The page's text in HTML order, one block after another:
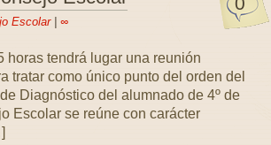
Escolar| ∞
horas tendrá lugar una reunión
tratar como único punto del orden del
Diagnóstico del alumnado de 4º de
Escolar se reúne con carácter